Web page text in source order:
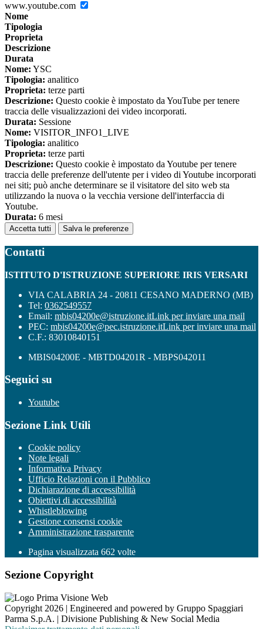
www.youtube.com
Nome
Tipologia
Proprieta
Descrizione
Durata
Nome: YSC
Tipologia: analitico
Proprieta: terze parti
Descrizione: Questo cookie è impostato da YouTube per tenere
traccia delle visualizzazioni dei video incorporati.
Durata: Sessione
Nome: VISITOR_INFO1_LIVE
Tipologia: analitico
Proprieta: terze parti
Descrizione: Questo cookie è impostato da Youtube per tenere
traccia delle preferenze dell'utente per i video di Youtube incorporati
nei siti; può anche determinare se il visitatore del sito web sta
utilizzando la nuova o la vecchia versione dell'interfaccia di
Youtube.
Durata: 6 mesi
Accetta tutti Salva le preferenze
Contatti
ISTITUTO D'ISTRUZIONE SUPERIORE IRIS VERSARI
VIA CALABRIA 24 - 20811 CESANO MADERNO (MB)
Tel: 0362549557
Email: mbis04200e@istruzione.itLink per inviare una mail
PEC: mbis04200e@pec.istruzione.itLink per inviare una mail
C.F.: 83010840151
MBIS04200E - MBTD04201R - MBPS042011
Seguici su
Youtube
Sezione Link Utili
Cookie policy
Note legali
Informativa Privacy
Ufficio Relazioni con il Pubblico
Dichiarazione di accessibilità
Obiettivi di accessibilità
Whistleblowing
Gestione consensi cookie
Amministrazione trasparente
Pagina visualizzata 662 volte
Sezione Copyright
Copyright 2026 | Engineered and powered by Gruppo Spaggiari
Parma S.p.A. | Divisione Publishing & New Social Media